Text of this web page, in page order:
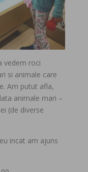
vedem roci
si animale care
Am putut afla,
animale mari –
(de diverse
incat am ajuns